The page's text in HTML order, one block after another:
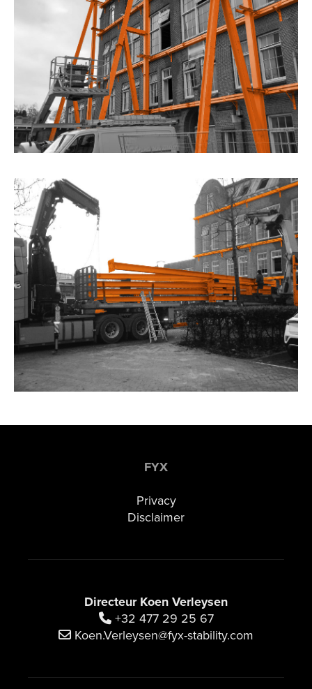
FYX
Privacy
Disclaimer
Directeur Koen Verleysen
+32 477 29 25 67
Koen.Verleysen@fyx-stability.com